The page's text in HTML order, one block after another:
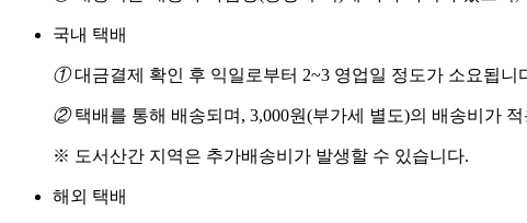
국내 택배
①대금결제 확인 후 익일로부터 2~3 영업일 정도가 소요됩니
②택배를 통해 배송되며, 3,000원(부가세 별도)의 배송비가
※ 도서산간 지역은 추가배송비가 발생할 수 있습니다.
해외 택배